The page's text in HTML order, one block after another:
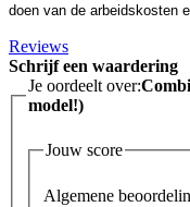
doen van de arbeidskosten
Reviews
Schrijf een waardering
Je oordeelt over:
model!)
Jouw score
Algemene